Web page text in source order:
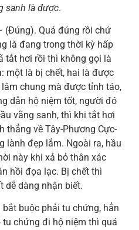
sanh là được.
(Đúng). Quá đúng rồi chứ
là đang trong thời kỳ hấp
tắt hơi rồi thì không gọi là
một là bị chết, hai là được
chung mà được tỉnh táo,
dẫn hộ niệm tốt, người đó
vãng sanh, thì khi tắt hơi
thẳng về Tây-Phương Cực-
lành đẹp lắm. Ngoài ra, hầu
này khi xả bỏ thân xác
hồi đọa lạc. Bị chết thì
dễ dàng nhận biết.
buộc phải tu chứng, hẳn
chứng đi hộ niệm thì quá